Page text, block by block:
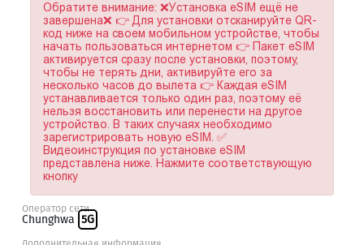
Обратите внимание: ❌Установка eSIM ещё не
завершена❌ 👉 Для установки отсканируйте QR-
код ниже на своем мобильном устройстве, чтобы
начать пользоваться интернетом 👉 Пакет eSIM
активируется сразу после установки, поэтому,
чтобы не терять дни, активируйте его за
несколько часов до вылета 👉 Каждая eSIM
устанавливается только один раз, поэтому её
нельзя восстановить или перенести на другое
устройство. В таких случаях необходимо
зарегистрировать новую eSIM. ✅
Видеоинструкция по установке eSIM
представлена ниже. Нажмите соответствующую
кнопку
Оператор сети
Chunghwa 5G